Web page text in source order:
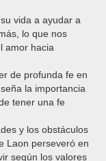
vida a ayudar a
lo que nos
amor hacia
de profunda fe en
la importancia
tener una fe
y los obstáculos
Laon perseveró en
según los valores